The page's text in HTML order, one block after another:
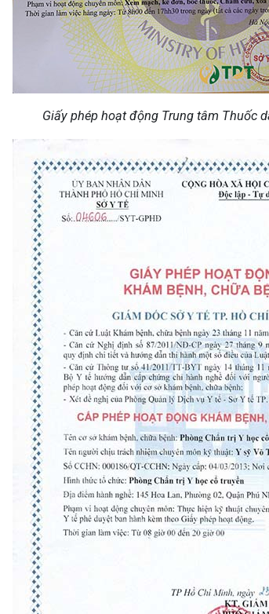
Giấy phép hoạt động Trung tâm Thuốc